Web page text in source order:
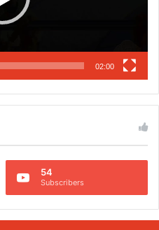
02:00
54
Subscribers